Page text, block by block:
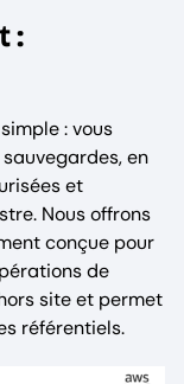
:
: vous
en
et
Nous offrons
conçue pour
de
site et permet
référentiels.